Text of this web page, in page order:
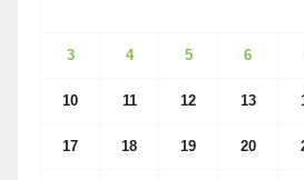
3 4 5 6
10 11 12 13
17 18 19 20